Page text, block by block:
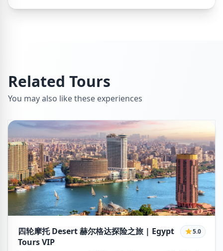
Related Tours
You may also like these experiences
四轮摩托 Desert 赫尔格达探险之旅 | Egypt
Tours VIP
5.0